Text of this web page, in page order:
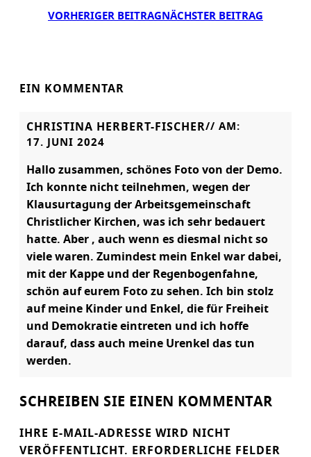
VORHERIGER BEITRAG NÄCHSTER BEITRAG
EIN KOMMENTAR
CHRISTINA HERBERT-FISCHER// AM:
17. JUNI 2024
Hallo zusammen, schönes Foto von der Demo.
Ich konnte nicht teilnehmen, wegen der
Klausurtagung der Arbeitsgemeinschaft
Christlicher Kirchen, was ich sehr bedauert
hatte. Aber , auch wenn es diesmal nicht so
viele waren. Zumindest mein Enkel war dabei,
mit der Kappe und der Regenbogenfahne,
schön auf eurem Foto zu sehen. Ich bin stolz
auf meine Kinder und Enkel, die für Freiheit
und Demokratie eintreten und ich hoffe
darauf, dass auch meine Urenkel das tun
werden.
SCHREIBEN SIE EINEN KOMMENTAR
IHRE E-MAIL-ADRESSE WIRD NICHT
VERÖFFENTLICHT.
ERFORDERLICHE FELDER